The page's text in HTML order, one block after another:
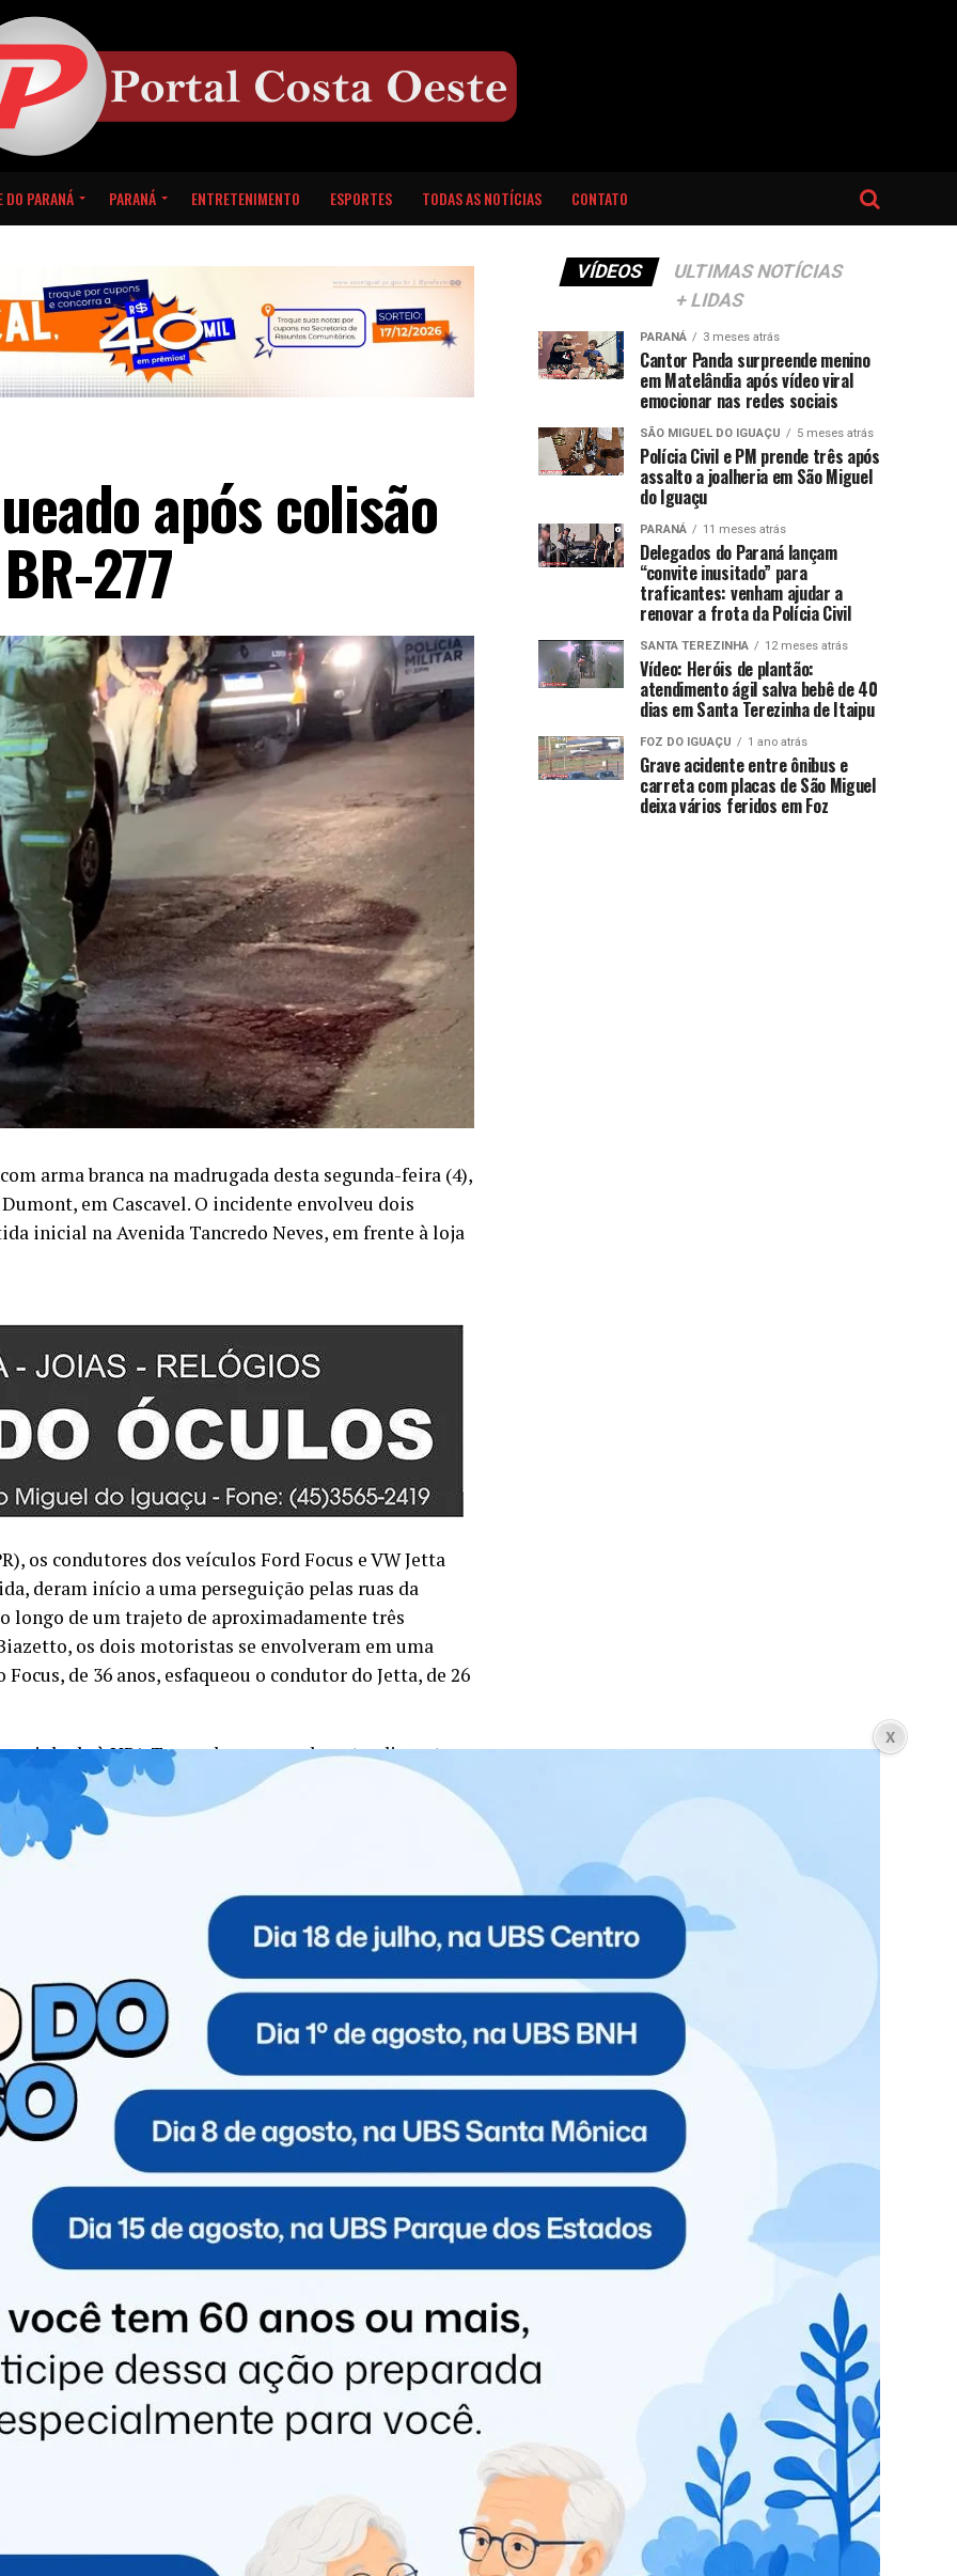
DO PARANÁ PARANÁ ENTRETENIMENTO ESPORTES TODAS AS NOTÍCIAS CONTATO
após colisão
277
arma branca na madrugada desta segunda-feira (4),
em Cascavel. O incidente envolveu dois
inicial na Avenida Tancredo Neves, em frente à loja
os condutores dos veículos Ford Focus e VW Jetta
deram início a uma perseguição pelas ruas da
longo de um trajeto de aproximadamente três
os dois motoristas se envolveram em uma
de 36 anos, esfaqueou o condutor do Jetta, de 26
à UPA Tancredo para receber atendimento
de etilômetro, que não apontou consumo de
a Delegacia de Polícia Civil para responder pela
Polícia Federal cumpre mandados de
busca em operação contra corrupção em
Cascavel e diversas outras cidades
VÍDEOS
ULTIMAS NOTÍCIAS
+ LIDAS
PARANÁ 3 meses atrás
Cantor Panda surpreende menino
em Matelândia após vídeo viral
emocionar nas redes sociais
SÃO MIGUEL DO IGUAÇU 5 meses atrás
Polícia Civil e PM prende três após
assalto a joalheria em São Miguel
do Iguaçu
PARANÁ 11 meses atrás
Delegados do Paraná lançam
“convite inusitado” para
traficantes: venham ajudar a
renovar a frota da Polícia Civil
SANTA TEREZINHA 12 meses atrás
Vídeo: Heróis de plantão:
atendimento ágil salva bebê de 40
dias em Santa Terezinha de Itaipu
FOZ DO IGUAÇU 1 ano atrás
Grave acidente entre ônibus e
carreta com placas de São Miguel
deixa vários feridos em Foz